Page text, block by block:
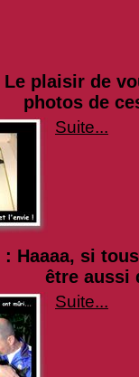
Le plaisir de
photos de
Suite...
: Haaaa, si
être aussi
Suite...